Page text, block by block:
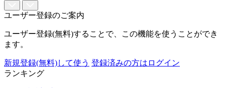
ユーザー登録のご案内
ユーザー登録(無料)することで、この機能を使うことができ
ます。
新規登録(無料)して使う 登録済みの方はログイン
ランキング